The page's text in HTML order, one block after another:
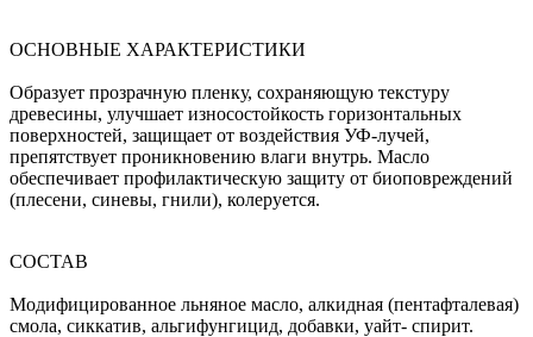
ОСНОВНЫЕ ХАРАКТЕРИСТИКИ
Образует прозрачную пленку, сохраняющую текстуру
древесины, улучшает износостойкость горизонтальных
поверхностей, защищает от воздействия УФ-лучей,
препятствует проникновению влаги внутрь. Масло
обеспечивает профилактическую защиту от биоповреждений
(плесени, синевы, гнили), колеруется.
СОСТАВ
Модифицированное льняное масло, алкидная (пентафталевая)
смола, сиккатив, альгифунгицид, добавки, уайт- спирит.